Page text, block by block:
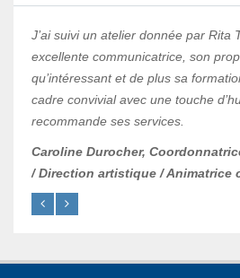
J’ai suivi un atelier donnée par Rita
excellente communicatrice, son
qu’intéressant et de plus sa
cadre convivial avec une touche
recommande ses services.
Caroline Durocher,
/ Direction artistique / Animatrice